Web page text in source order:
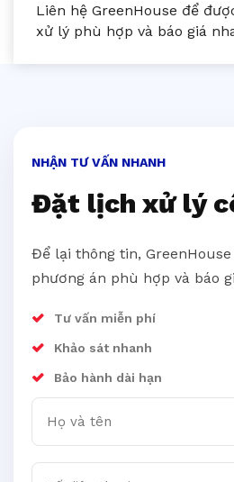
Liên hệ GreenHouse để
xử lý phù hợp và báo giá
NHẬN TƯ VẤN NHANH
Đặt lịch xử lý
Để lại thông tin,
phương án phù hợp và báo
Tư vấn miễn phí
Khảo sát nhanh
Bảo hành dài hạn
Họ và tên
Số điện thoại